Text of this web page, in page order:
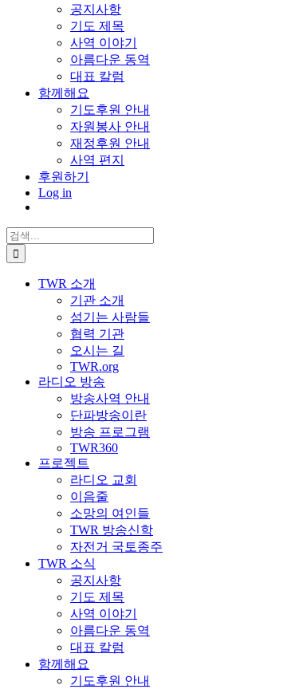
공지사항
기도 제목
사역 이야기
아름다운 동역
대표 칼럼
함께해요
기도후원 안내
자원봉사 안내
재정후원 안내
사역 편지
후원하기
Log in
검
색:
TWR 소개
기관 소개
섬기는 사람들
협력 기관
오시는 길
TWR.org
라디오 방송
방송사역 안내
단파방송이란
방송 프로그램
TWR360
프로젝트
라디오 교회
이음줄
소망의 여인들
TWR 방송신학
자전거 국토종주
TWR 소식
공지사항
기도 제목
사역 이야기
아름다운 동역
대표 칼럼
함께해요
기도후원 안내